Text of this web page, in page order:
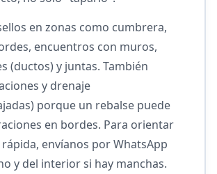
en zonas como cumbrera,
encuentros con muros,
(ductos) y juntas. También
y drenaje
porque un rebalse puede
en bordes. Para orientar
envíanos por WhatsApp
y del interior si hay manchas.